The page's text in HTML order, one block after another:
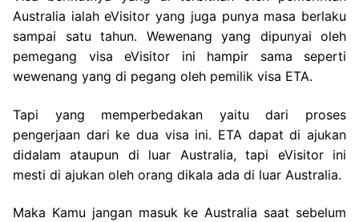
Australia ialah eVisitor yang juga punya masa berlaku
sampai satu tahun. Wewenang yang dipunyai oleh
pemegang visa eVisitor ini hampir sama seperti
wewenang yang di pegang oleh pemilik visa ETA.
Tapi yang memperbedakan yaitu dari proses
pengerjaan dari ke dua visa ini. ETA dapat di ajukan
didalam ataupun di luar Australia, tapi eVisitor ini
mesti di ajukan oleh orang dikala ada di luar Australia.
Maka Kamu jangan masuk ke Australia saat sebelum